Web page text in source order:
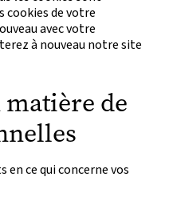
cookies de votre
avec votre
à nouveau notre site
de
en ce qui concerne vos